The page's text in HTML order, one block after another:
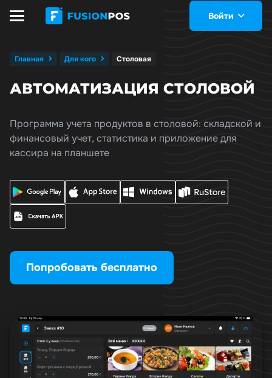
Войти
Главная Для кого Столовая
АВТОМАТИЗАЦИЯ СТОЛОВОЙ
Программа учета продуктов в столовой: складской и
финансовый учет, статистика и приложение для
кассира на планшете
Попробовать бесплатно